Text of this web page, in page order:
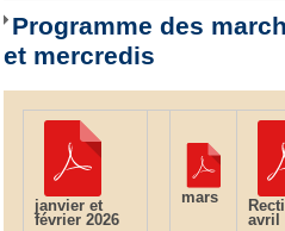
Programme des
et mercredis
janvier et
février 2026
mars
avril